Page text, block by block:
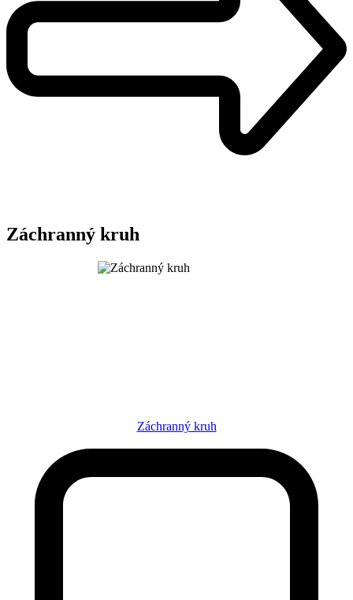
Záchranný kruh
Záchranný kruh